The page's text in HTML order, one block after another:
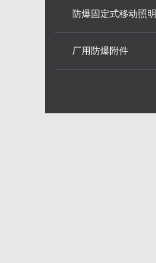
防爆固定式移动照明
厂用防爆附件